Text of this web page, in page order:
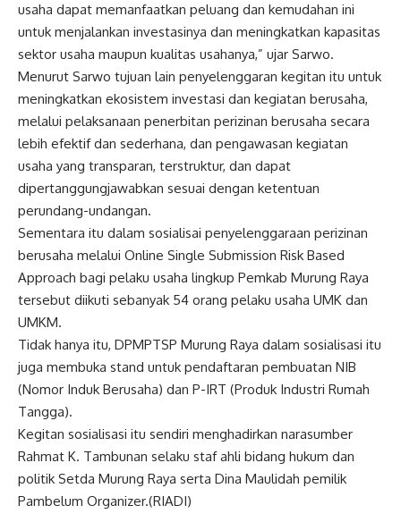
usaha dapat memanfaatkan peluang dan kemudahan ini
untuk menjalankan investasinya dan meningkatkan kapasitas
sektor usaha maupun kualitas usahanya,” ujar Sarwo.
Menurut Sarwo tujuan lain penyelenggaran kegitan itu untuk
meningkatkan ekosistem investasi dan kegiatan berusaha,
melalui pelaksanaan penerbitan perizinan berusaha secara
lebih efektif dan sederhana, dan pengawasan kegiatan
usaha yang transparan, terstruktur, dan dapat
dipertanggungjawabkan sesuai dengan ketentuan
perundang-undangan.
Sementara itu dalam sosialisai penyelenggaraan perizinan
berusaha melalui Online Single Submission Risk Based
Approach bagi pelaku usaha lingkup Pemkab Murung Raya
tersebut diikuti sebanyak 54 orang pelaku usaha UMK dan
UMKM.
Tidak hanya itu, DPMPTSP Murung Raya dalam sosialisasi itu
juga membuka stand untuk pendaftaran pembuatan NIB
(Nomor Induk Berusaha) dan P-IRT (Produk Industri Rumah
Tangga).
Kegitan sosialisasi itu sendiri menghadirkan narasumber
Rahmat K. Tambunan selaku staf ahli bidang hukum dan
politik Setda Murung Raya serta Dina Maulidah pemilik
Pambelum Organizer.(RIADI)